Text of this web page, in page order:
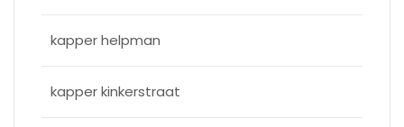
kapper helpman
kapper kinkerstraat